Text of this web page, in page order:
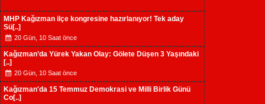
MHP Kağızman ilçe kongresine hazırlanıyor! Tek aday
Sü[..]
20 Gün, 10 Saat önce
Kağızman’da Yürek Yakan Olay: Gölete Düşen 3 Yaşındaki
[..]
20 Gün, 10 Saat önce
Kağızman'da 15 Temmuz Demokrasi ve Milli Birlik Günü
Co[..]